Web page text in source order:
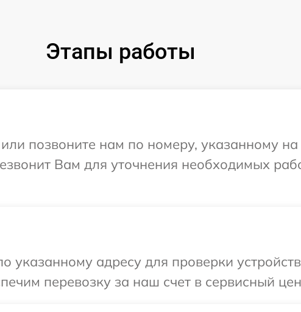
Этапы работы
позвоните нам по номеру, указанному на
Вам для уточнения необходимых
указанному адресу для проверки
перевозку за наш счет в сервисный